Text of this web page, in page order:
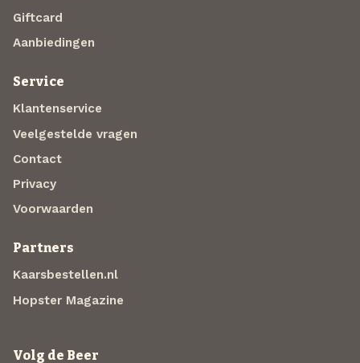
Giftcard
Aanbiedingen
Service
Klantenservice
Veelgestelde vragen
Contact
Privacy
Voorwaarden
Partners
Kaarsbestellen.nl
Hopster Magazine
Volg de Beer